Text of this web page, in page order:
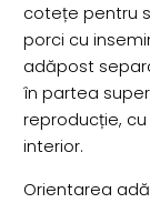
cotețe pentru
porci cu
adăpost
în partea
reproducție,
interior.
Orientarea